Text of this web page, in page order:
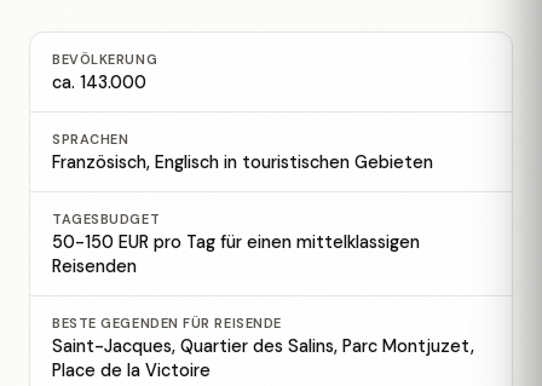
BEVÖLKERUNG
ca. 143.000
SPRACHEN
Französisch, Englisch in touristischen Gebieten
TAGESBUDGET
50-150 EUR pro Tag für einen mittelklassigen
Reisenden
BESTE GEGENDEN FÜR REISENDE
Saint-Jacques, Quartier des Salins, Parc Montjuzet,
Place de la Victoire